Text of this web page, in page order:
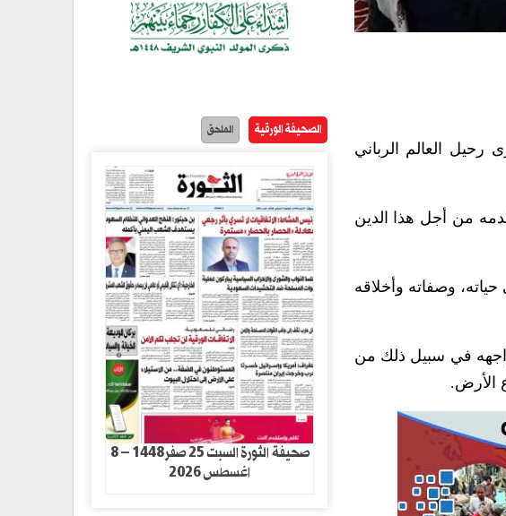
العالم الرباني
من أجل هذا الدين
وصفاته وأخلاقه
واجهه في سبيل ذلك من
الأرض.
الصحيفة الورقية الملحق
صحيفة الثورة السبت 25 صفر1448 – 8
اغسطس 2026